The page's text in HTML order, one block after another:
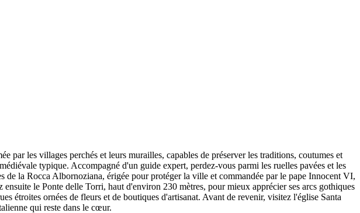
par les villages perchés et leurs murailles, capables de préserver les traditions, coutumes et
typique. Accompagné d'un guide expert, perdez-vous parmi les ruelles pavées et les
de la Rocca Albornoziana, érigée pour protéger la ville et commandée par le pape Innocent VI,
le Ponte delle Torri, haut d'environ 230 mètres, pour mieux apprécier ses arcs gothiques
étroites ornées de fleurs et de boutiques d'artisanat. Avant de revenir, visitez l'église Santa
qui reste dans le cœur.